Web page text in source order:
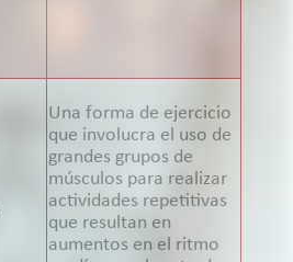
Una forma de ejercicio
que involucra el uso de
grandes grupos de
músculos para realizar
actividades repetitivas
que resultan en
aumentos en el ritmo